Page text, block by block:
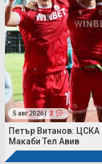
5 авг 2026 | 3
Петър Витанов:
Макаби Тел Авив